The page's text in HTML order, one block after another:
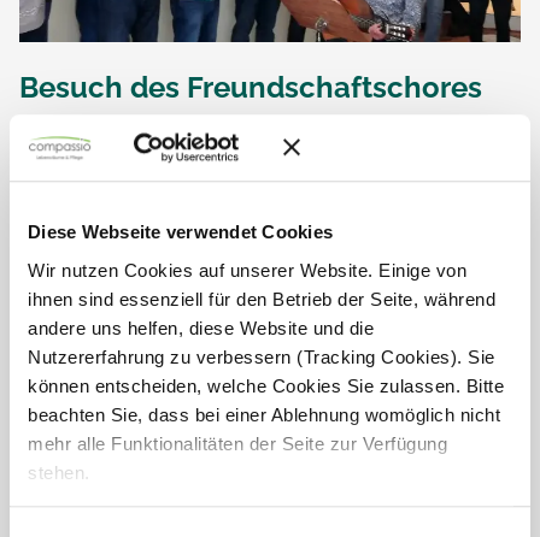
Diese Webseite verwendet Cookies
Wir nutzen Cookies auf unserer Website. Einige von
ihnen sind essenziell für den Betrieb der Seite, während
andere uns helfen, diese Website und die
Nutzererfahrung zu verbessern (Tracking Cookies). Sie
können entscheiden, welche Cookies Sie zulassen. Bitte
beachten Sie, dass bei einer Ablehnung womöglich nicht
mehr alle Funktionalitäten der Seite zur Verfügung
stehen.
Besuch des Freundschaftschores
Lebendige Musik erfüllte im Juni das Haus Rudolf, als der
Freundschaftschor Durmersheim/Würmersheim zu Besuch
war. Mit schwungvollen Klängen und vertrauten Melodien
Reise,...